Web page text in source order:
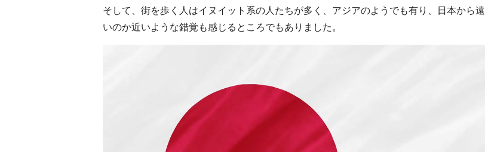
そして、街を歩く人はイヌイット系の人たちが多く、アジアのようでも有り、日本から遠
いのか近いような錯覚も感じるところでもありました。